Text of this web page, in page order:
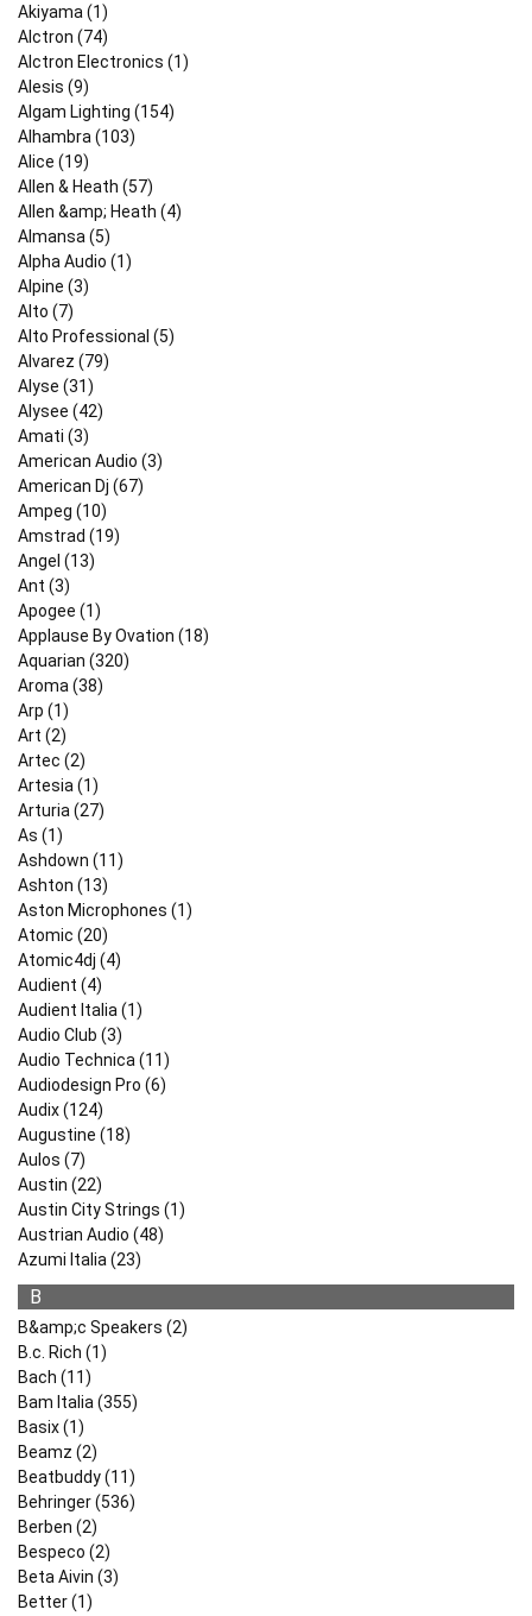
Akiyama (1)
Alctron (74)
Alctron Electronics (1)
Alesis (9)
Algam Lighting (154)
Alhambra (103)
Alice (19)
Allen & Heath (57)
Allen &amp; Heath (4)
Almansa (5)
Alpha Audio (1)
Alpine (3)
Alto (7)
Alto Professional (5)
Alvarez (79)
Alyse (31)
Alysee (42)
Amati (3)
American Audio (3)
American Dj (67)
Ampeg (10)
Amstrad (19)
Angel (13)
Ant (3)
Apogee (1)
Applause By Ovation (18)
Aquarian (320)
Aroma (38)
Arp (1)
Art (2)
Artec (2)
Artesia (1)
Arturia (27)
As (1)
Ashdown (11)
Ashton (13)
Aston Microphones (1)
Atomic (20)
Atomic4dj (4)
Audient (4)
Audient Italia (1)
Audio Club (3)
Audio Technica (11)
Audiodesign Pro (6)
Audix (124)
Augustine (18)
Aulos (7)
Austin (22)
Austin City Strings (1)
Austrian Audio (48)
Azumi Italia (23)
B
B&amp;c Speakers (2)
B.c. Rich (1)
Bach (11)
Bam Italia (355)
Basix (1)
Beamz (2)
Beatbuddy (11)
Behringer (536)
Berben (2)
Bespeco (2)
Beta Aivin (3)
Better (1)